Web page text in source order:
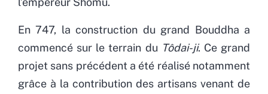
En 747, la construction du grand Bouddha a
commencé sur le terrain du Tôdai-ji. Ce grand
projet sans précédent a été réalisé notamment
grâce à la contribution des artisans venant de